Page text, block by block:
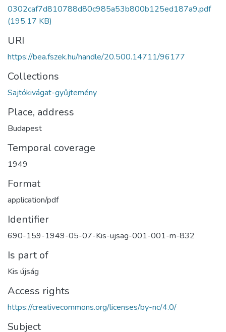
0302caf7d810788d80c985a53b800b125ed187a9.pdf
(195.17 KB)
URI
https://bea.fszek.hu/handle/20.500.14711/96177
Collections
Sajtókivágat-gyűjtemény
Place, address
Budapest
Temporal coverage
1949
Format
application/pdf
Identifier
690-159-1949-05-07-Kis-ujsag-001-001-m-832
Is part of
Kis újság
Access rights
https://creativecommons.org/licenses/by-nc/4.0/
Subject